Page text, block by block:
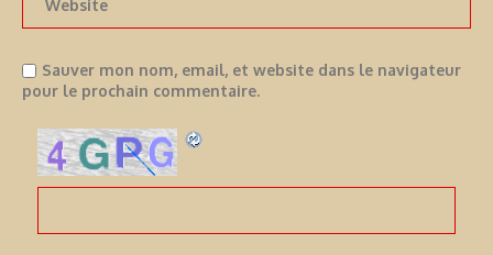
Sauver mon nom, email, et website dans le navigateur
pour le prochain commentaire.